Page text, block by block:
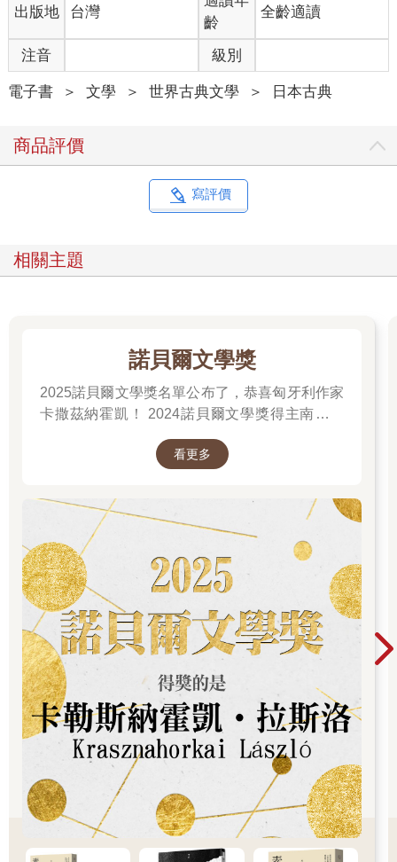
足以令他墜入犯罪的深淵。他錯就錯在，只做出一件不道德的舉
動。如果他同時還和其他兩、三個女人交往的話，也就相當於對
每個女人都做出「不忠實」的背德行為，這麼一來，即便他的錢
不夠供女人們花用，也不至於去當強盜，頂多是到「借錢不還」
的地步而已吧。
分之七十的道德加上百分之三十的不道德，可算是一般社會民眾
最為無害的標準。這種百分比很難從精確的數字做判斷，只能
說：比起百分之三十不道德的人，那些百分之一不道德的人，更
加貼近犯罪的邊緣。而那些膽大妄為的政客們，其心理狀態根本
這個情況就像是，如果同時遭受結核菌的侵襲，來自鄉下的
下，人們擁有堅韌的毅力來面對不道德的行為挑戰，練就一身百
舉例來說，外國從以前就有所謂社交圈的特定族群，這不但是罪
惡的淵藪，裡頭的組成分子也全是對不道德細菌具有免疫力的
人，因此他們能夠相互和平共存，也絕不會有人突然火冒三丈失
去理智。人們之所以會氣急敗壞，可說是其心懷正義的明證，但
這些人也對不道德的行為毫無招架之力。
我經常收到措辭激憤的投書，強力地要求我：「別再寫這種
這就是為什麼我要勸告各位，不能只做一件壞事，應該多做
幾樁不道德的行為才好。
比方你有說謊的壞習慣，為了不致淪為專門詐騙的慣犯，就
必須再接再厲養成其他的壞習慣，比方「喜歡搶別人的女朋友」
啦，或「非常小氣」啦等等。於是，這三種壞習慣就會彼此牽
制、以毒攻毒，甚或三者會加成起來發揮顯著的功效，使你活力
充沛。
例如，有個愛說謊的A君，他大言不慚地告訴B君：
「我昨天睡了你的女朋友！」
但是B君曉得他說謊成性，根本沒把他的話當真。因此B君毫
不在意地訕笑著回答：
「噢，那你是怎麼勾引她的呢？」
「我先邀她到帝國飯店共進晚餐，再去專播首映場電影的頂
級電影院，一起坐在預約座位上觀賞《不准對女人下手》。接
著，我們去了夜總會跳舞，我還在舞池裡送了她紅寶石戒指。最
後，我就把她帶進旅館裡了。」
等他說完，B君再也忍不住捧腹大笑道：
「你這個小氣鬼，怎麼可能！開什麼玩笑，你不會在女人身
出版地 台灣
齡
全齡適讀
注音 級別
電子書 ＞ 文學 ＞ 世界古典文學 ＞ 日本古典
商品評價
寫評價
相關主題
諾貝爾文學獎
2025諾貝爾文學獎名單公布了，恭喜匈牙利作家
卡撒茲納霍凱！ 2024諾貝爾文學獎得主南韓女
看更多